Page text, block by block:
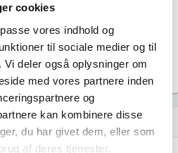
cookies
vores indhold og
til sociale medier og til
deler også oplysninger om
med vores partnere inden
og
kan kombinere disse
du har givet dem, eller som
af deres tjenester.
rollerne